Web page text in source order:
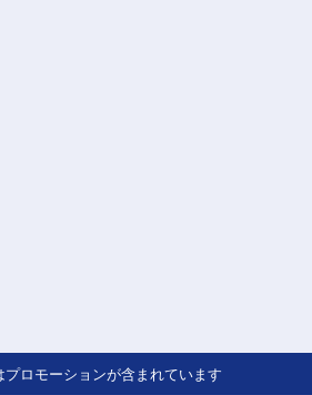
ロモーションが含まれています